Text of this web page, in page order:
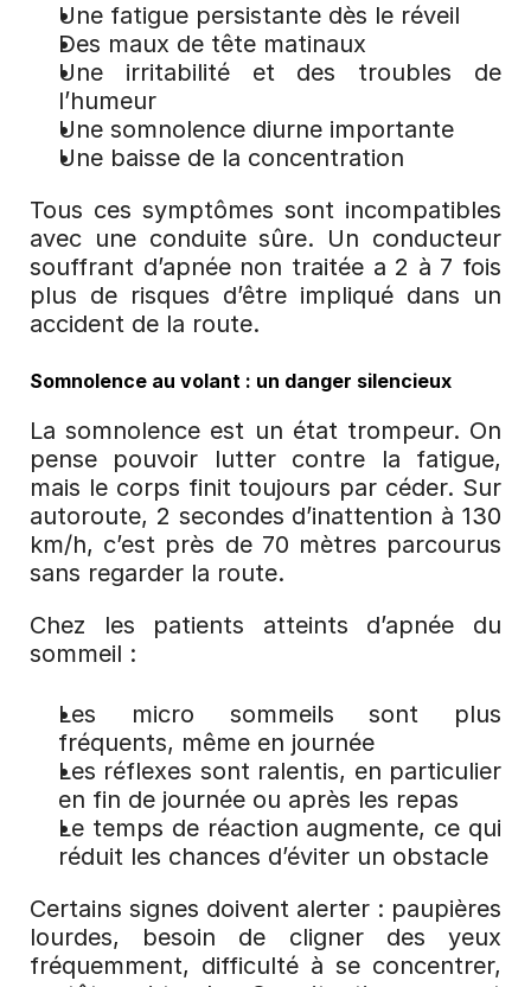
Une fatigue persistante dès le réveil
Des maux de tête matinaux
Une irritabilité et des troubles de
l’humeur
Une somnolence diurne importante
Une baisse de la concentration
Tous ces symptômes sont incompatibles
avec une conduite sûre. Un conducteur
souffrant d’apnée non traitée a 2 à 7 fois
plus de risques d’être impliqué dans un
accident de la route.
Somnolence au volant : un danger silencieux
La somnolence est un état trompeur. On
pense pouvoir lutter contre la fatigue,
mais le corps finit toujours par céder. Sur
autoroute, 2 secondes d’inattention à 130
km/h, c’est près de 70 mètres parcourus
sans regarder la route.
Chez les patients atteints d’apnée du
sommeil :
Les micro sommeils sont plus
fréquents, même en journée
Les réflexes sont ralentis, en particulier
en fin de journée ou après les repas
Le temps de réaction augmente, ce qui
réduit les chances d’éviter un obstacle
Certains signes doivent alerter : paupières
lourdes, besoin de cligner des yeux
fréquemment, difficulté à se concentrer,